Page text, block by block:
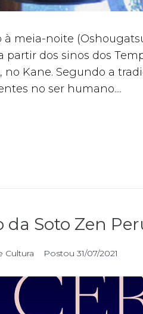
meia-noite
partir dos sinos dos
Kane. Segundo a
no ser humano....
da Soto Zen
Cultura Postou 31/07/2021